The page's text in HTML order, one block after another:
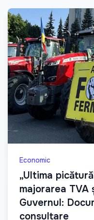
Economic
„Ultima
majorarea
Guvernul:
consultare